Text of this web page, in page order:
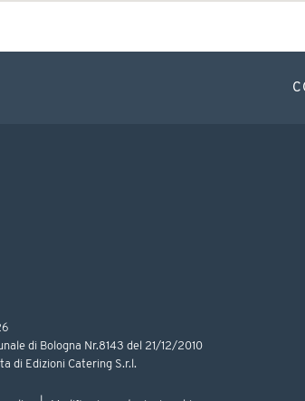
di Bologna Nr.8143 del 21/12/2010
di Edizioni Catering S.r.l.